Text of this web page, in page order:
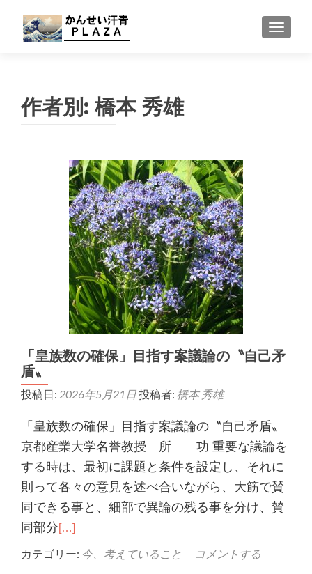
ナビゲ
作者別: 橋本 秀雄
「皇族数の確保」目指す案議論の〝自己矛
盾〟
投稿日: 2026年5月21日投稿者: 橋本 秀雄
「皇族数の確保」目指す案議論の〝自己矛盾〟
京都産業大学名誉教授 所 功 重要な議論を
する時は、最初に課題と条件を設定し、それに
則って各々の意見を述べ合いながら、大筋で賛
同できる事と、細部で異論の残る事を分け、賛
同部分[…]
カテゴリー: 今、考えていること コメントする